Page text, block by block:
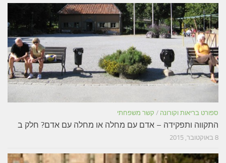
ספורט בריאות וקורונה / קשר משפחתי
התקווה ותפקידה – אדם עם מחלה או מחלה עם אדם? חלק ב
8 באוקטובר, 2015